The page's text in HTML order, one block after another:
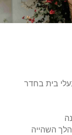
בית בחדר
השהייה